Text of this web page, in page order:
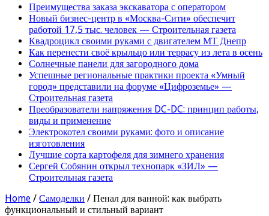
Преимущества заказа экскаватора с оператором
Новый бизнес-центр в «Москва-Сити» обеспечит
работой 17,5 тыс. человек — Строительная газета
Квадроцикл своими руками с двигателем МТ Днепр
Как перенести своё крыльцо или террасу из лета в осень
Солнечные панели для загородного дома
Успешные региональные практики проекта «Умный
город» представили на форуме «Цифроземье» —
Строительная газета
Преобразователи напряжения DC-DC: принцип работы,
виды и применение
Электрокотел своими руками: фото и описание
изготовления
Лучшие сорта картофеля для зимнего хранения
Сергей Собянин открыл технопарк «ЗИЛ» —
Строительная газета
Home / Самоделки / Пенал для ванной: как выбрать
функциональный и стильный вариант